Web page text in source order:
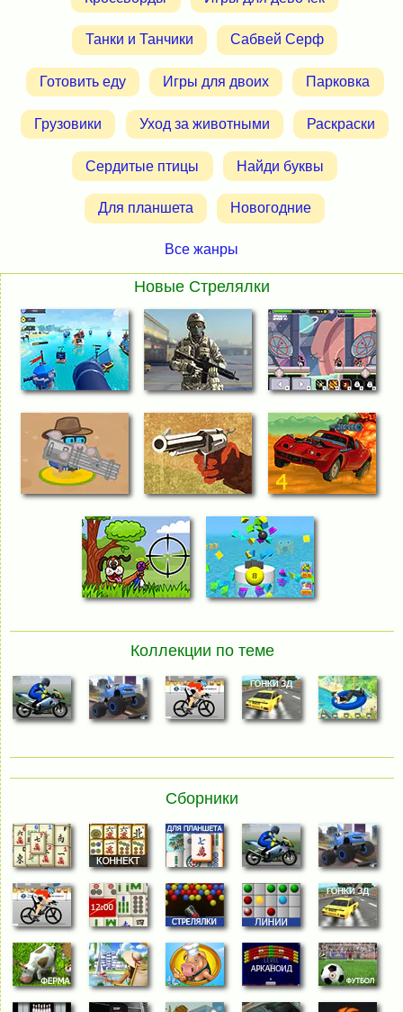
Танки и Танчики Сабвей Серф
Готовить еду Игры для двоих Парковка
Грузовики Уход за животными Раскраски
Сердитые птицы Найди буквы
Для планшета Новогодние
Все жанры
Новые Стрелялки
Коллекции по теме
Сборники